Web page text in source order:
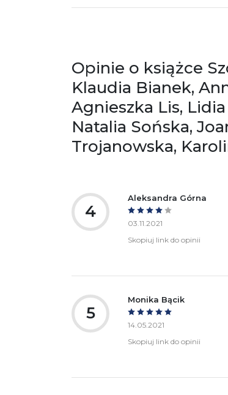
Ostrzeżenia oraz informacje
Opinie o książce
Klaudia Bianek,
Agnieszka Lis,
Natalia Sońska,
Trojanowska,
4
Aleksandra Górna
03.11.2021
Skopiuj link do opinii
5
Monika Bącik
14.05.2021
Skopiuj link do opinii